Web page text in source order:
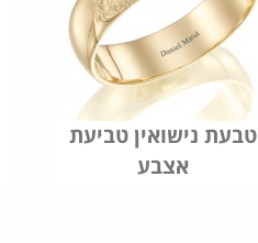
טבעת נישואין טביעת
אצבע